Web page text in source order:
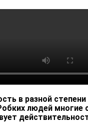
в разной
людей